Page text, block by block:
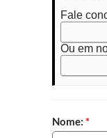
Fale
Ou em
Nome: *